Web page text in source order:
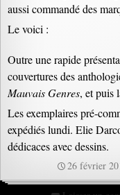
aussi commandé des
Le voici :
Outre une rapide
couvertures des
Mauvais Genres, et puis
Les exemplaires pré-
expédiés lundi. Elie
dédicaces avec dessins.
26 février